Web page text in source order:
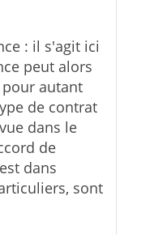
: il s'agit ici
peut alors
autant
de contrat
dans le
de
dans
sont